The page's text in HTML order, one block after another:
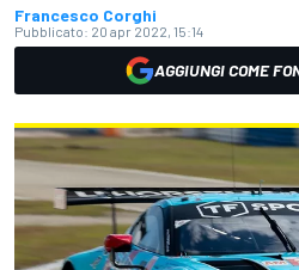
Francesco Corghi
Pubblicato: 20 apr 2022, 15:14
AGGIUNGI COME